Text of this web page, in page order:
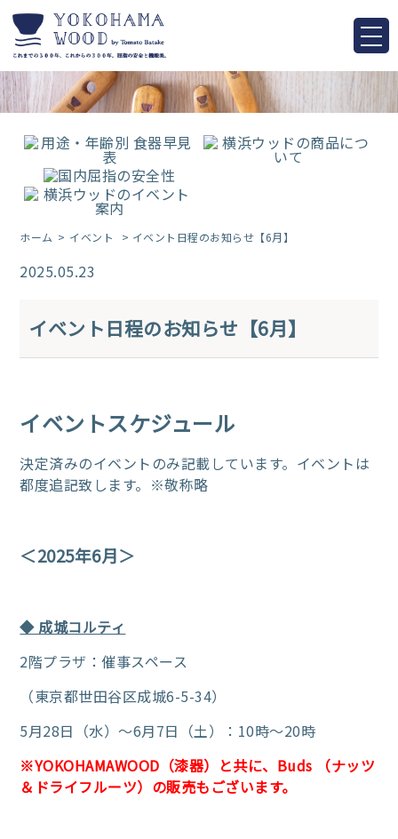
ホーム イベント > イベント日程のお知らせ【6月】
2025.05.23
イベント日程のお知らせ【6月】
イベントスケジュール
決定済みのイベントのみ記載しています。 イベントは
都度追記致します。 ※敬称略
＜2025年6月＞
◆ 成城コルティ
2階プラザ：催事スペース
（東京都世田谷区成城6-5-34）
5月28日（水）～6月7日（土）：10時～20時
※YOKOHAMAWOOD（漆器）と共に、Buds （ナッツ
＆ドライフルーツ）の販売もございます。